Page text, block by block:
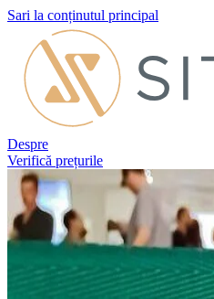
Sari la conținutul principal
Despre
Verifică prețurile